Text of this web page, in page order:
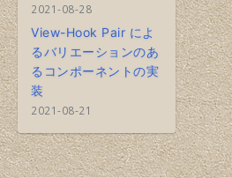
2021-08-28
View-Hook Pair によ
るバリエーションのあ
るコンポーネントの実
装
2021-08-21